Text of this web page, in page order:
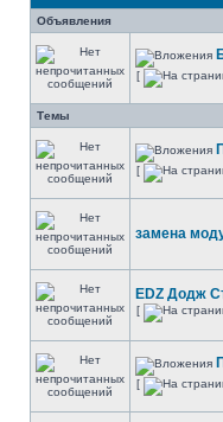
Объявления
[
Темы
[
замена
EDZ Додж
[
[